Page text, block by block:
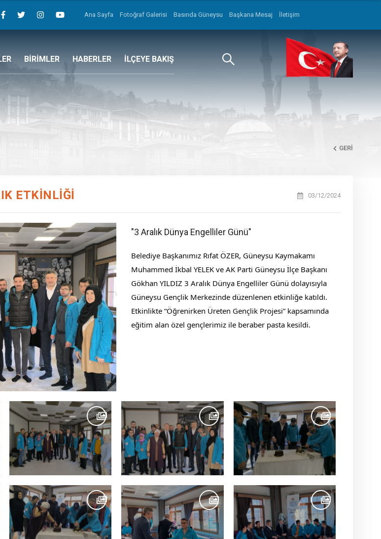
Ana Sayfa Fotoğraf Galerisi Basında Güneysu Başkana Mesaj İletişim
BİRİMLER HABERLER İLÇEYE BAKIŞ
GERI
ETKİNLİĞİ 03/12/2024
"3 Aralık Dünya Engelliler Günü"
Belediye Başkanımız Rıfat ÖZER, Güneysu Kaymakamı
Muhammed İkbal YELEK ve AK Parti Güneysu İlçe Başkanı
Gökhan YILDIZ 3 Aralık Dünya Engelliler Günü dolayısıyla
Güneysu Gençlik Merkezinde düzenlenen etkinliğe katıldı.
Etkinlikte “Öğrenirken Üreten Gençlik Projesi” kapsamında
eğitim alan özel gençlerimiz ile beraber pasta kesildi.